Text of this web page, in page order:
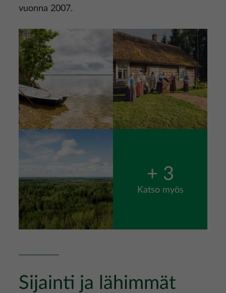
vuonna 2007.
Kuva Kuva
+ 3
Katso myös
Sijainti ja lähimmät